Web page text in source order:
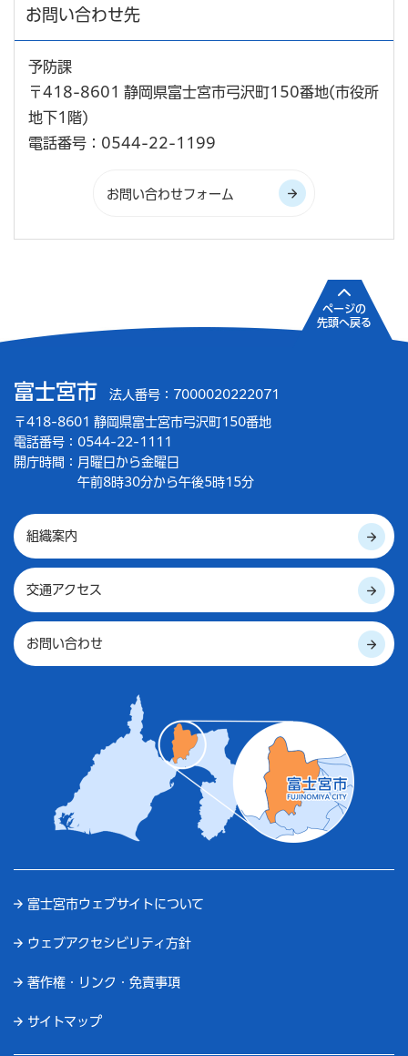
お問い合わせ先
予防課
〒418-8601 静岡県富士宮市弓沢町150番地(市役所
地下1階)
電話番号：0544-22-1199
富士宮市 法人番号：7000020222071
〒418-8601 静岡県富士宮市弓沢町150番地
電話番号：0544-22-1111
開庁時間： 月曜日から金曜日
午前8時30分から午後5時15分
組織案内
交通アクセス
お問い合わせ
富士宮市ウェブサイトについて
ウェブアクセシビリティ方針
著作権・リンク・免責事項
サイトマップ
ページの
先頭へ戻る